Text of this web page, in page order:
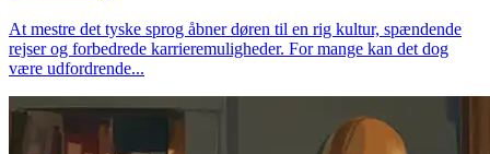
At mestre det tyske sprog åbner døren til en rig kultur, spændende
rejser og forbedrede karrieremuligheder. For mange kan det dog
være udfordrende...